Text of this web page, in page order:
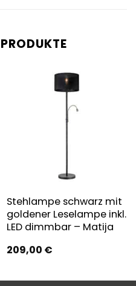
Stehlampe schwarz mit
goldener Leselampe inkl.
LED dimmbar – Matija
209,00 €